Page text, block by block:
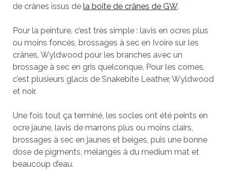
de crânes issus de la boîte de crânes de GW.
Pour la peinture, c’est très simple : lavis en ocres plus
ou moins foncés, brossages à sec en Ivoire sur les
crânes, Wyldwood pour les branches avec un
brossage à sec en gris quelconque. Pour les cornes,
c’est plusieurs glacis de Snakebite Leather, Wyldwood
et noir.
Une fois tout ça terminé, les socles ont été peints en
ocre jaune, lavis de marrons plus ou moins clairs,
brossages à sec en jaunes et beiges, puis une bonne
dose de pigments, mélangés à du medium mat et
beaucoup d’eau.